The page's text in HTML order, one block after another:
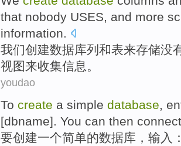
that nobody USES, and more
information.
我们创建数据库列 和表来存储没
视图来收集信息。
youdao
To create a simple database
[dbname]. You can then
要创建一个简单的数据库 ， 输入